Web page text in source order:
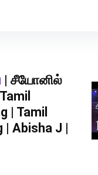
| சீயோனில்
| Tamil
| Abisha J |